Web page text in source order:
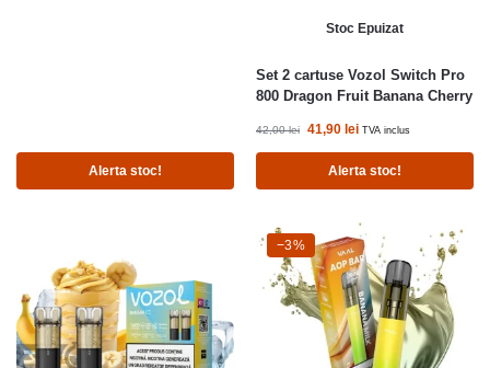
Alerta stoc!
Stoc Epuizat
Set 2 cartuse Vozol Switch Pro
800 Dragon Fruit Banana Cherry
42,00lei 41,90 lei TVA inclus
Alerta stoc!
-3%
−3%